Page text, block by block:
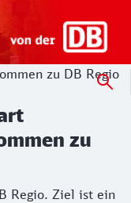
Ziel ist ein
zu DB Regio
zu
Regio. Ziel ist ein